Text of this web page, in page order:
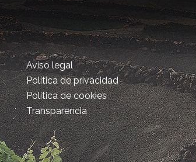
Aviso legal
Política de privacidad
Política de cookies
Transparencia